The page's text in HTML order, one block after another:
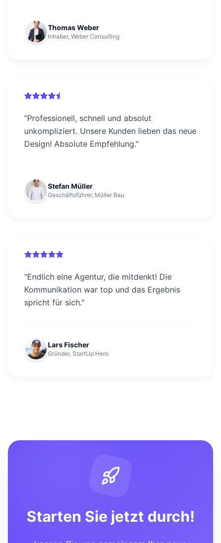
Thomas Weber
Inhaber, Weber Consulting
"Professionell, schnell und absolut
unkompliziert. Unsere Kunden lieben das neue
Design! Absolute Empfehlung."
Stefan Müller
Geschäftsführer, Müller Bau
"Endlich eine Agentur, die mitdenkt! Die
Kommunikation war top und das Ergebnis
spricht für sich."
Lars Fischer
Gründer, StartUp Hero
Starten Sie jetzt durch!